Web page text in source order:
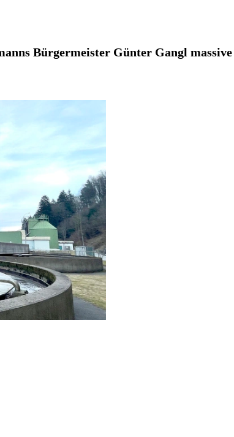
Bürgermeister Günter Gangl